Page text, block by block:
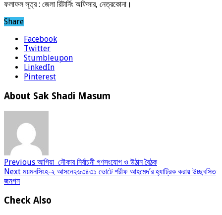
ফলাফল সূত্র : জেলা রিটার্নিং অফিসার, নেত্রকোনা।
Share
Facebook
Twitter
Stumbleupon
LinkedIn
Pinterest
About Sak Shadi Masum
Previous আগিয়া নৌকার নির্বাচনী গণসংযোগ ও উঠান বৈঠক
Next ময়মনসিংহ-২ আসনে২৬৩৪৩১ ভোটে শরীফ আহমেদ’র হ্যাট্রিক করায় উচ্ছ্বসিত
জনগন
Check Also